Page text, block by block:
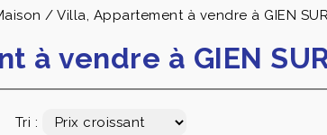
/ Villa, Appartement à vendre à GIEN
vendre à GIEN
Tri :